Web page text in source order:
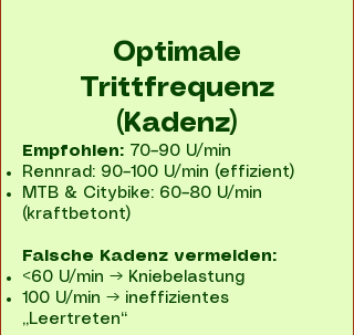
Optimale
Trittfrequenz
(Kadenz)
Empfohlen: 70–90 U/min
Rennrad: 90–100 U/min (effizient)
MTB & Citybike: 60–80 U/min
(kraftbetont)
Falsche Kadenz vermeiden:
<60 U/min → Kniebelastung
100 U/min → ineffizientes
„Leertreten“